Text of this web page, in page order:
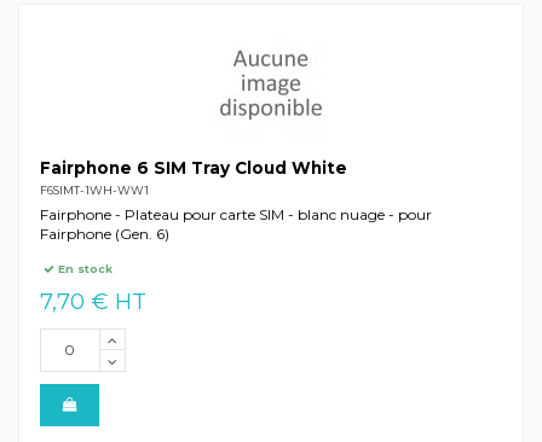
Fairphone 6 SIM Tray Cloud White
F6SIMT-1WH-WW1
Fairphone - Plateau pour carte SIM - blanc nuage - pour
Fairphone (Gen. 6)
En stock
7,70 € HT